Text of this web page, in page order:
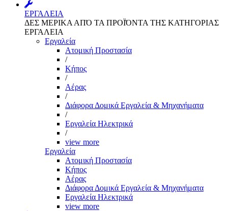
ΕΡΓΑΛΕΙΑ
ΔΕΣ ΜΕΡΙΚΑ ΑΠΌ ΤΑ ΠΡΟΪΌΝΤΑ ΤΗΣ ΚΑΤΗΓΟΡΙΑΣ
ΕΡΓΑΛΕΙΑ
Εργαλεία
Aτομική Προστασία
/
Kήπος
/
Αέρας
/
Διάφορα Δομικά Εργαλεία & Μηχανήματα
/
Εργαλεία Ηλεκτρικά
/
view more
Εργαλεία
Aτομική Προστασία
Kήπος
Αέρας
Διάφορα Δομικά Εργαλεία & Μηχανήματα
Εργαλεία Ηλεκτρικά
view more